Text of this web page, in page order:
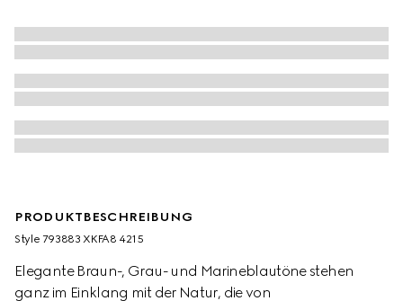
PRODUKTBESCHREIBUNG
Style ‎793883 XKFA8 4215
Elegante Braun-, Grau- und Marineblautöne stehen
ganz im Einklang mit der Natur, die von